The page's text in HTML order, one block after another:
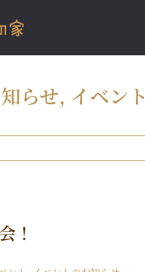
らせ, イベント
！